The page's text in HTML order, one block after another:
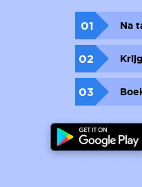
01 Na
02
03